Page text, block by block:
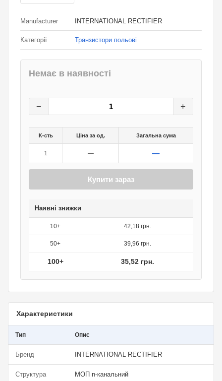
Manufacturer INTERNATIONAL RECTIFIER
Категорії Транзистори польові
Немає в наявності
− +
К-сть Ціна за од. Загальна сума
1 — —
Купити зараз
Наявні знижки
10+ 42,18 грн.
50+ 39,96 грн.
100+ 35,52 грн.
Характеристики
Тип Опис
Бренд INTERNATIONAL RECTIFIER
Структура МОП n-канальний